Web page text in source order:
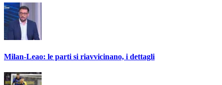
Milan-Leao: le parti si riavvicinano, i dettagli